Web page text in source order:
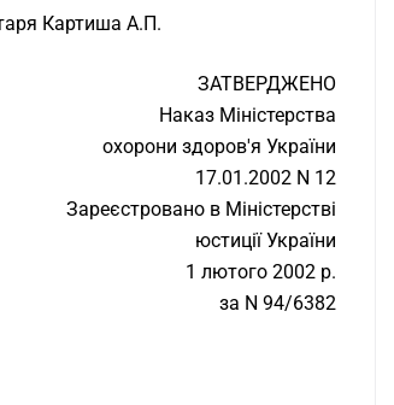
Картиша А.П.
ЗАТВЕРДЖЕНО
Наказ Міністерства
охорони здоров'я України
17.01.2002 N 12
Зареєстровано в Міністерстві
юстиції України
1 лютого 2002 р.
за N 94/6382